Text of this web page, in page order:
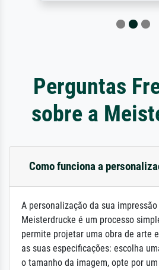
Perguntas
sobre a
Como funciona a
A personalização da sua
Meisterdrucke é um processo
permite projetar uma obra de arte
as suas especificações: escolha
o tamanho da imagem, opte por